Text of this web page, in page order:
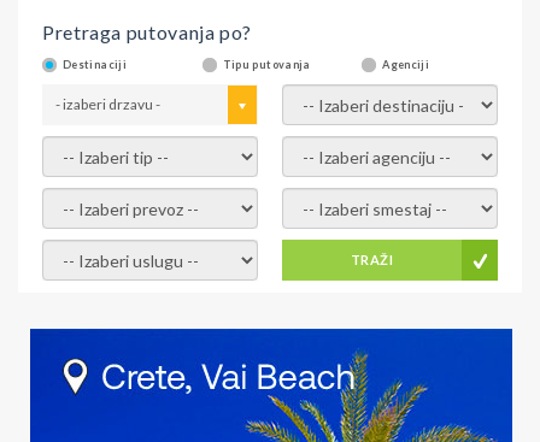
Pretraga putovanja po?
Destinaciji Tipu putovanja Agenciji
- izaberi drzavu - - izaberi destinaciju -
- izaberi tip - - izaberi agenciju -
- izaberi prevoz - - Izaberite smestaj -
- Izaberite uslugu - TRAŽI